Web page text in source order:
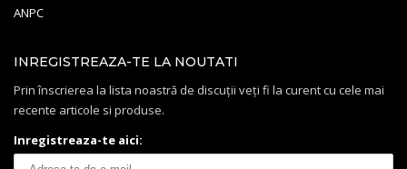
ANPC
INREGISTREAZA-TE LA NOUTATI
Prin înscrierea la lista noastră de discuții veți fi la curent cu cele mai
recente articole si produse.
Inregistreaza-te aici: